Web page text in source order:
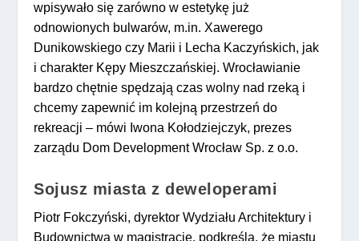
wpisywało się zarówno w estetykę już
odnowionych bulwarów, m.in. Xawerego
Dunikowskiego czy Marii i Lecha Kaczyńskich, jak
i charakter Kępy Mieszczańskiej. Wrocławianie
bardzo chętnie spędzają czas wolny nad rzeką i
chcemy zapewnić im kolejną przestrzeń do
rekreacji – mówi Iwona Kołodziejczyk, prezes
zarządu Dom Development Wrocław Sp. z o.o.
Sojusz miasta z deweloperami
Piotr Fokczyński, dyrektor Wydziału Architektury i
Budownictwa w magistracie, podkreśla, że miastu